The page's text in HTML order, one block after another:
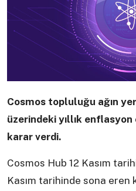
Cosmos topluluğu ağın
üzerindeki yıllık enflasyon
karar verdi.
Cosmos Hub 12 Kasım
Kasım tarihinde sona